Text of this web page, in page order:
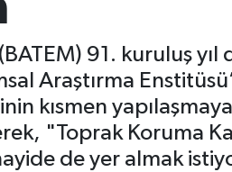
91. kuruluş
Araştırma
kısmen
"Toprak Koruma
de yer almak